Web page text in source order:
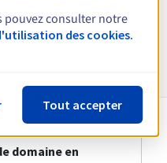
domaine en
pouvez consulter notre
des cookies.
Tout accepter